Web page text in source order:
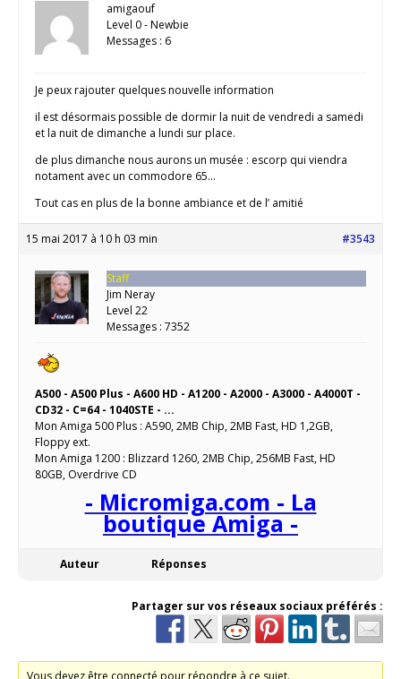
amigaouf
Level 0 - Newbie
Messages : 6
Je peux rajouter quelques nouvelle information
il est désormais possible de dormir la nuit de vendredi a samedi
et la nuit de dimanche a lundi sur place.
de plus dimanche nous aurons un musée : escorp qui viendra
notament avec un commodore 65…
Tout cas en plus de la bonne ambiance et de l’ amitié
15 mai 2017 à 10 h 03 min #3543
Staff
Jim Neray
Level 22
Messages : 7352
A500 - A500 Plus - A600 HD - A1200 - A2000 - A3000 - A4000T -
CD32 - C=64 - 1040STE - ...
Mon Amiga 500 Plus : A590, 2MB Chip, 2MB Fast, HD 1,2GB,
Floppy ext.
Mon Amiga 1200 : Blizzard 1260, 2MB Chip, 256MB Fast, HD
80GB, Overdrive CD
- Micromiga.com - La
boutique Amiga -
Auteur Réponses
Partager sur vos réseaux sociaux préférés :